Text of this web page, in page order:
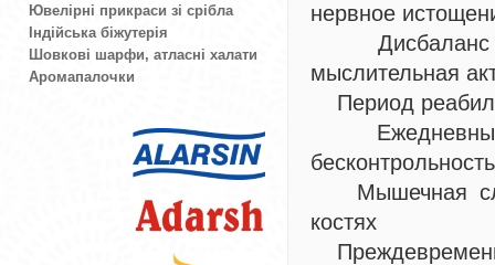
Ювелірні прикраси зі срібла
Індійська біжутерія
Шовкові шарфи, атласні халати
Аромапалочки
нервное
Дисбаланс
мыслительная
Период
Ежедневный
Мышечная
костях